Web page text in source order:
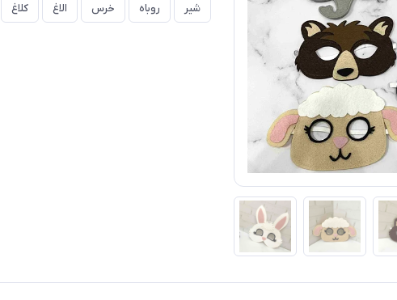
شیر روباه خرس الاغ کلاغ